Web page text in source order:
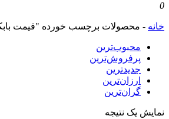
0
خانه - محصولات برچسب خورده "قیمت
محبوب‌ترین
پرفروش‌ترین
جدیدترین
ارزان‌ترین
گران‌ترین
نمایش یک نتیجه